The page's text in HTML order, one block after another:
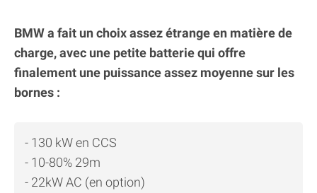
BMW a fait un choix assez étrange en matière de
charge, avec une petite batterie qui offre
finalement une puissance assez moyenne sur les
bornes :
- 130 kW en CCS
- 10-80% 29m
- 22kW AC (en option)